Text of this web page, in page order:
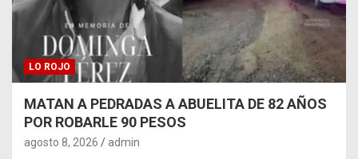
LO ROJO
MATAN A PEDRADAS A ABUELITA DE 82 AÑOS
POR ROBARLE 90 PESOS
agosto 8, 2026 admin